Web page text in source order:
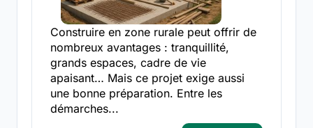
Construire en zone rurale peut offrir de
nombreux avantages : tranquillité,
grands espaces, cadre de vie
apaisant… Mais ce projet exige aussi
une bonne préparation. Entre les
démarches...